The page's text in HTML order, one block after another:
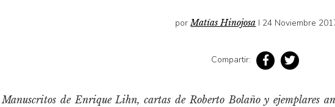
porMatías Hinojosa I 24 Noviembre
Compartir:
Manuscritos de Enrique Lihn, cartas de Roberto Bolaño y ejemplares